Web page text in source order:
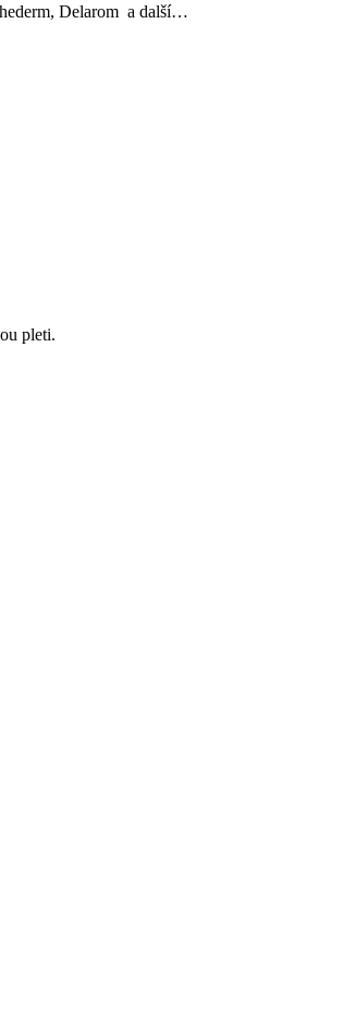
Delarom a další…
pleti.